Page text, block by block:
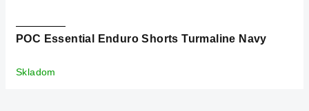
POC Essential Enduro Shorts Turmaline Navy
Skladom